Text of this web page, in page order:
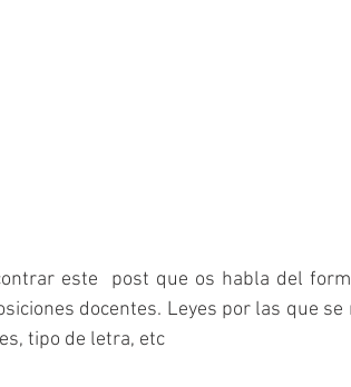
este  post que os habla del
docentes. Leyes por las que
tipo de letra, etc